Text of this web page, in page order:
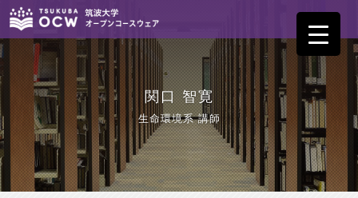
関口 智寛
生命環境系 講師